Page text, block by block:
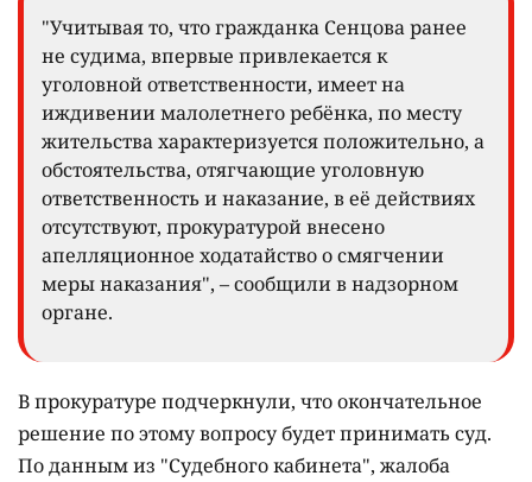
"Учитывая то, что гражданка Сенцова ранее
не судима, впервые привлекается к
уголовной ответственности, имеет на
иждивении малолетнего ребёнка, по месту
жительства характеризуется положительно, а
обстоятельства, отягчающие уголовную
ответственность и наказание, в её действиях
отсутствуют, прокуратурой внесено
апелляционное ходатайство о смягчении
меры наказания", – сообщили в надзорном
органе.
В прокуратуре подчеркнули, что окончательное
решение по этому вопросу будет принимать суд.
По данным из "Судебного кабинета", жалоба